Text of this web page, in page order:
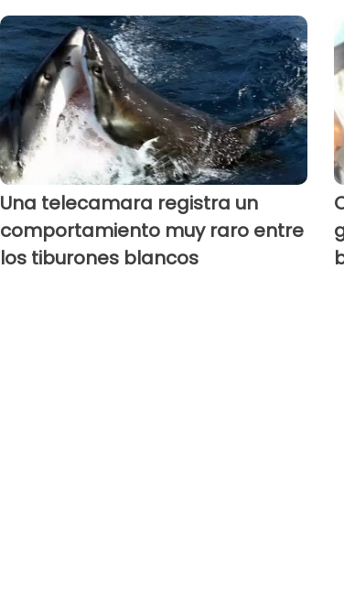
Una telecamara registra un
comportamiento muy raro entre
los tiburones blancos